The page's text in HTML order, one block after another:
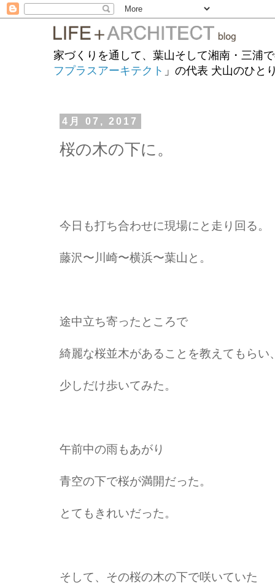
家づくりを通して、葉山そして湘南・三浦
フプラスアーキテクト 」の代表 犬山のひと
4月 07, 2017
桜の木の下に。
今日も打ち合わせに現場にと走り回る。
藤沢〜川崎〜横浜〜葉山と。
途中立ち寄ったところで
綺麗な桜並木があることを教えてもらい
少しだけ歩いてみた。
午前中の雨もあがり
青空の下で桜が満開だった。
とてもきれいだった。
そして、その桜の木の下で咲いていた